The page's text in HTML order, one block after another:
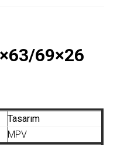
69×26
Tasarım
MPV